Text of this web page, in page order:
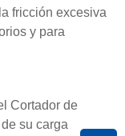
fricción excesiva
y para
Cortador de
su carga